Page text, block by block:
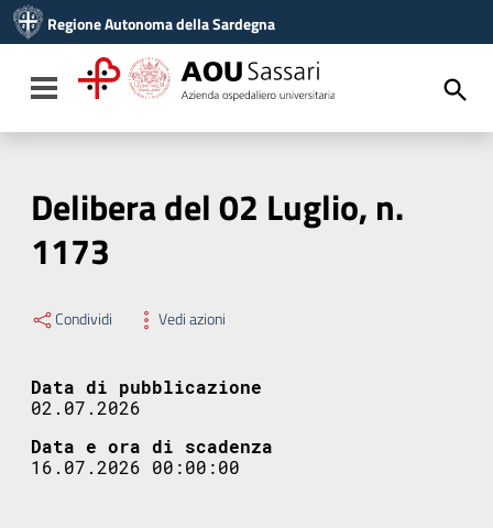
Vai al menu di navigazione
Vai al footer
Regione Autonoma della Sardegna
Toggle navigation
Delibera del 02 Luglio, n.
1173
Condividi Vedi azioni
Data di pubblicazione
02.07.2026
Data e ora di scadenza
16.07.2026 00:00:00